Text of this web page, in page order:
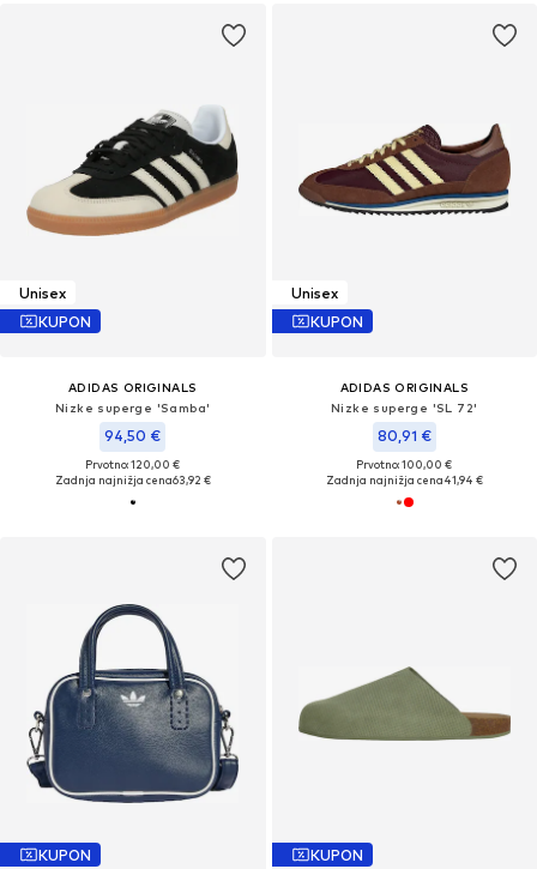
Unisex
KUPON
ADIDAS ORIGINALS
Nizke superge 'Samba'
94,50 €
Prvotno: 120,00 €
Zadnja najnižja cena63,92 €
Unisex
KUPON
ADIDAS ORIGINALS
Nizke superge 'SL 72'
80,91 €
Prvotno: 100,00 €
Zadnja najnižja cena41,94 €
KUPON KUPON